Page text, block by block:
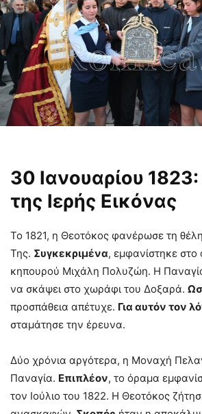
30 Ιανουαρίου
της Ιερής Εικόνας
Το 1821, η Θεοτόκος φανέρωσε τη
Της. Συγκεκριμένα, εμφανίστηκε στο
κηπουρού Μιχάλη Πολυζώη. Η
να σκάψει στο χωράφι του Δοξαρά.
προσπάθεια απέτυχε. Για αυτόν τον
σταμάτησε την έρευνα.
Δύο χρόνια αργότερα, η Μοναχή
Παναγία. Επιπλέον, το όραμα
τον Ιούλιο του 1822. Η Θεοτόκος